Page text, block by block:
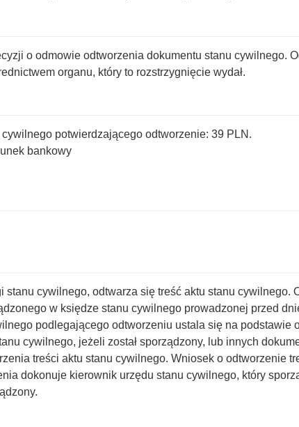
o odmowie odtworzenia dokumentu stanu cywilnego.
organu, który to rozstrzygnięcie wydał.
potwierdzającego odtworzenie: 39 PLN.
bankowy
cywilnego, odtwarza się treść aktu stanu cywilnego.
w księdze stanu cywilnego prowadzonej przed
podlegającego odtworzeniu ustala się na podstawie
cywilnego, jeżeli został sporządzony, lub innych
treści aktu stanu cywilnego. Wniosek o odtworzenie
dokonuje kierownik urzędu stanu cywilnego, który